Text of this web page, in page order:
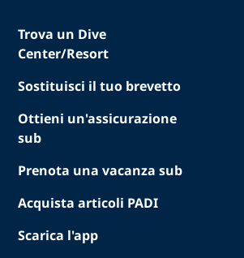
Trova un Dive
Center/Resort
Sostituisci il tuo brevetto
Ottieni un'assicurazione
sub
Prenota una vacanza sub
Acquista articoli PADI
Scarica l'app